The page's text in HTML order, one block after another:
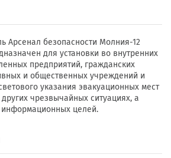
Арсенал безопасности Молния-12
для установки во внутренних
предприятий, гражданских
и общественных учреждений и
указания эвакуационных мест
чрезвычайных ситуациях, а
целей.